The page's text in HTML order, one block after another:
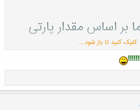
بر اساس مقدار پارتی
کلیک کنید تا باز شود...